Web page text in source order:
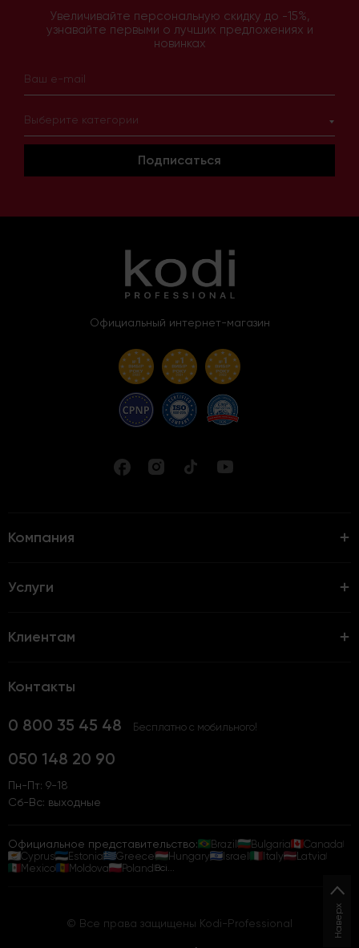
Увеличивайте персональную скидку до -15%,
узнавайте первыми о лучших предложениях и
новинках
Выберите категории
Подписаться
Официальный интернет-магазин
Компания
Услуги
Клиентам
Контакты
0 800 35 45 48 Бесплатно с мобильного!
050 148 20 90
Пн-Пт: 9-18
Сб-Вс: выходные
Официальное представительство: Brazil Bulgaria
Canada
Cyprus
Estonia Greece Hungary Israel Italy
Latvia
Mexico
Moldova Poland Всі...
© Все права защищены Kodi-Professional Наверх